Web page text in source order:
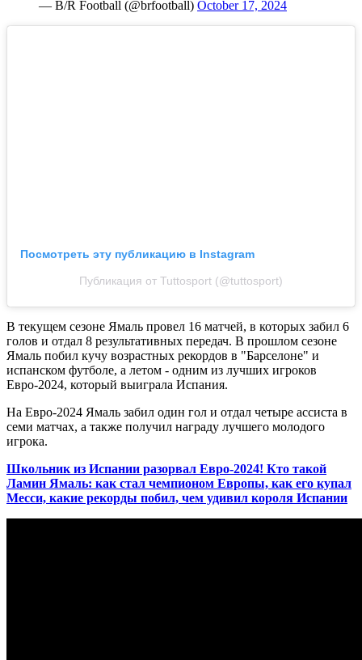
— B/R Football (@brfootball) October 17, 2024
Посмотреть эту публикацию в Instagram
Публикация от Tuttosport (@tuttosport)
В текущем сезоне Ямаль провел 16 матчей, в которых забил 6
голов и отдал 8 результативных передач. В прошлом сезоне
Ямаль побил кучу возрастных рекордов в "Барселоне" и
испанском футболе, а летом - одним из лучших игроков
Евро-2024, который выиграла Испания.
На Евро-2024 Ямаль забил один гол и отдал четыре ассиста в
семи матчах, а также получил награду лучшего молодого
игрока.
Школьник из Испании разорвал Евро-2024! Кто такой
Ламин Ямаль: как стал чемпионом Европы, как его купал
Месси, какие рекорды побил, чем удивил короля Испании